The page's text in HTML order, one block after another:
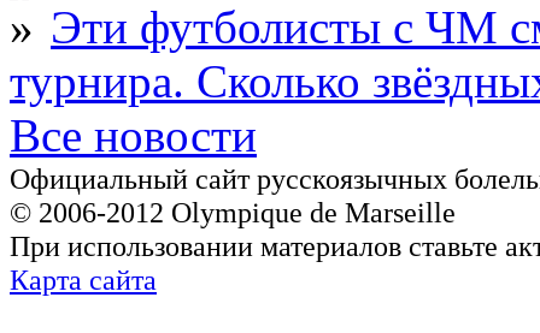
Эти футболисты с ЧМ
турнира. Сколько
Все новости
Официальный сайт русскоязычных
© 2006-2012 Olympique de Marseille
При использовании материалов ставьте
Карта сайта